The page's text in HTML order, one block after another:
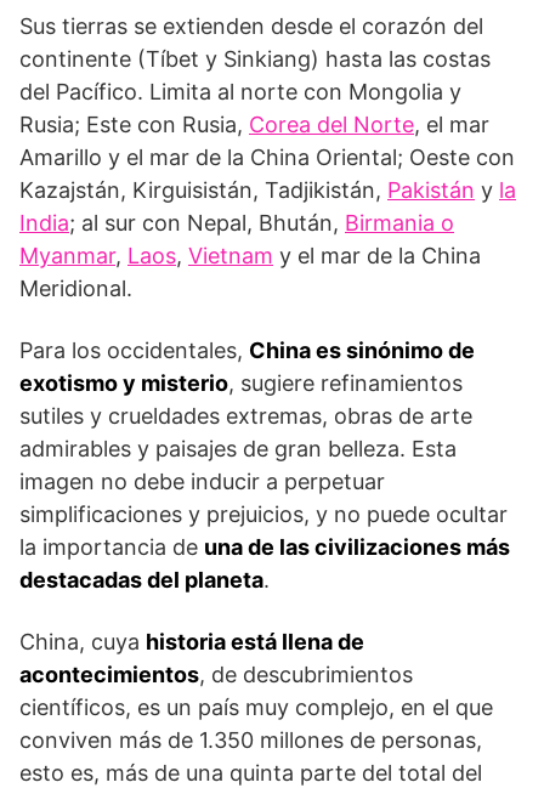
Sus tierras se extienden desde el corazón del
continente (Tíbet y Sinkiang) hasta las costas
del Pacífico. Limita al norte con Mongolia y
Rusia; Este con Rusia, Corea del Norte, el mar
Amarillo y el mar de la China Oriental; Oeste con
Kazajstán, Kirguisistán, Tadjikistán, Pakistán y la
India; al sur con Nepal, Bhután, Birmania o
Myanmar, Laos, Vietnam y el mar de la China
Meridional.
Para los occidentales, China es sinónimo de
exotismo y misterio, sugiere refinamientos
sutiles y crueldades extremas, obras de arte
admirables y paisajes de gran belleza. Esta
imagen no debe inducir a perpetuar
simplificaciones y prejuicios, y no puede ocultar
la importancia de una de las civilizaciones más
destacadas del planeta.
China, cuya historia está llena de
acontecimientos, de descubrimientos
científicos, es un país muy complejo, en el que
conviven más de 1.350 millones de personas,
esto es, más de una quinta parte del total del